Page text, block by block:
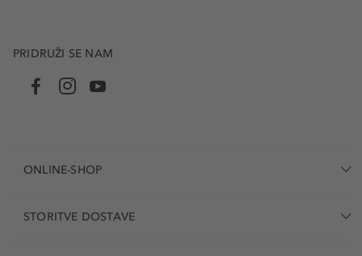
PRIDRUŽI SE NAM
ONLINE-SHOP
STORITVE DOSTAVE